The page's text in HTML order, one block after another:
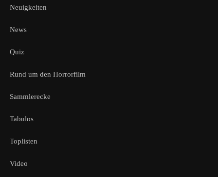
Neuigkeiten
News
Quiz
Rund um den Horrorfilm
Sammlerecke
Tabulos
Toplisten
Video